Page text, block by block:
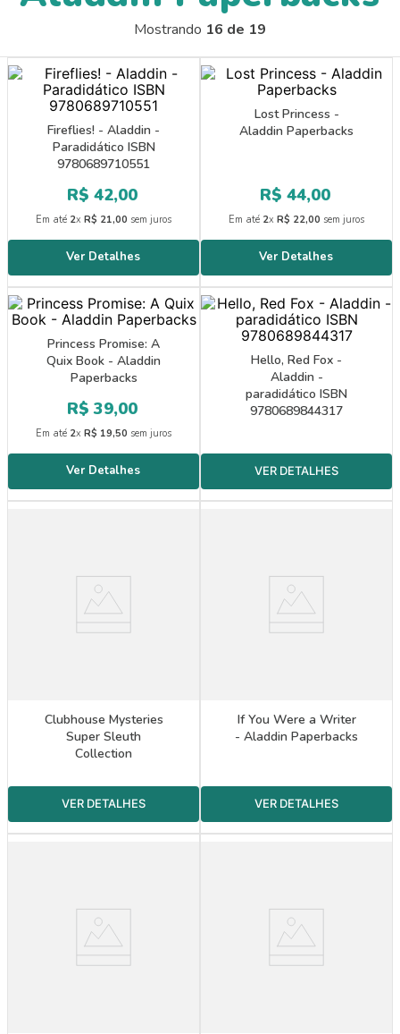
Mostrando 16 de 19
Fireflies! - Aladdin -
Paradidático ISBN
9780689710551
R$ 42,00
Em até 2x R$ 21,00 sem juros
Lost Princess -
Aladdin Paperbacks
R$ 44,00
Em até 2x R$ 22,00 sem juros
Princess Promise: A
Quix Book - Aladdin
Paperbacks
R$ 39,00
Em até 2x R$ 19,50 sem juros
Hello, Red Fox -
Aladdin -
paradidático ISBN
9780689844317
Clubhouse Mysteries
Super Sleuth
Collection
If You Were a Writer
- Aladdin Paperbacks
9º